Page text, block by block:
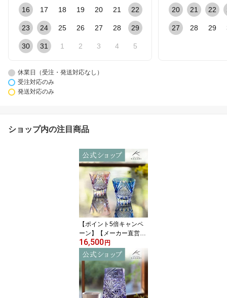
16 17 18 19 20 21 22
23 24 25 26 27 28 29
30 31 1 2 3 4 5
20 21 22
27 28 29
休業日（受注・発送対応なし）
受注対応のみ
発送対応のみ
ショップ内の注目商品
【ポイント5倍キャンペ
ーン】【メーカー直営
店】江戸切子 カガミクリ
スタルKAGAMI TPS615-
2950-AB＜富士＞ペア グ
ラス 冷酒杯 赤 青ギフト
ラッピング無料 結婚祝
内祝 贈答品 送別品父の
16,500円